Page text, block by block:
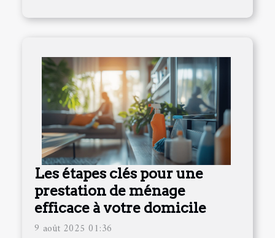
Les étapes clés pour une
prestation de ménage
efficace à votre domicile
9 août 2025 01:36